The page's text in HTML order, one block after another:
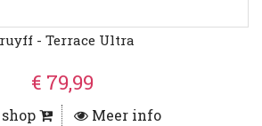
- Terrace Ultra
€ 79,99
Meer info